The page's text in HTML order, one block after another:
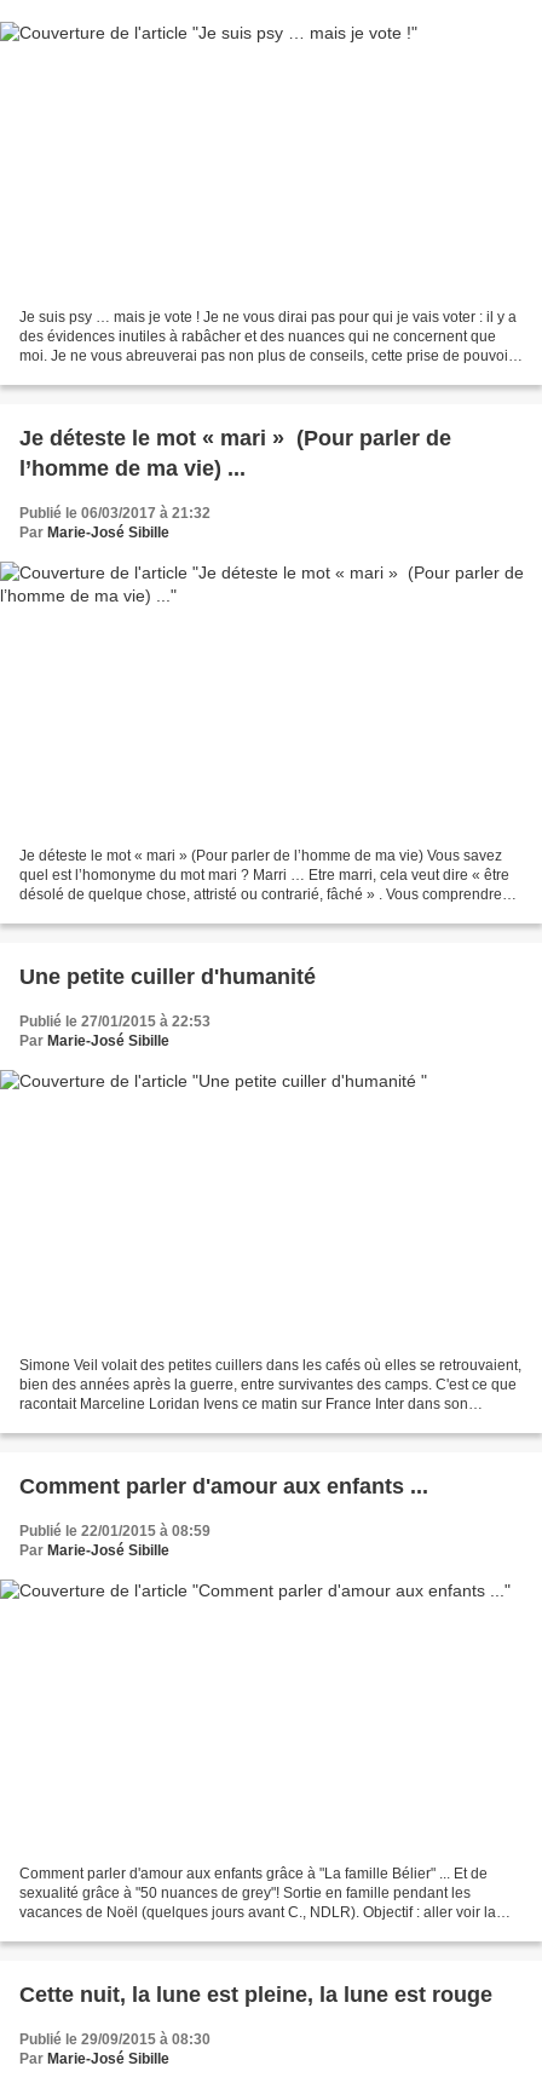
Je suis psy … mais je vote ! Je ne vous dirai pas pour qui je vais voter : il y a
des évidences inutiles à rabâcher et des nuances qui ne concernent que
moi. Je ne vous abreuverai pas non plus de conseils, cette prise de pouvoir
Je déteste le mot « mari » (Pour parler de
l’homme de ma vie) ...
Publié le 06/03/2017 à 21:32
Par Marie-José Sibille
Je déteste le mot « mari » (Pour parler de l’homme de ma vie) Vous savez
quel est l’homonyme du mot mari ? Marri … Etre marri, cela veut dire « être
désolé de quelque chose, attristé ou contrarié, fâché » . Vous comprendrez
Une petite cuiller d'humanité
Publié le 27/01/2015 à 22:53
Par Marie-José Sibille
Simone Veil volait des petites cuillers dans les cafés où elles se retrouvaient,
bien des années après la guerre, entre survivantes des camps. C'est ce que
racontait Marceline Loridan Ivens ce matin sur France Inter dans son
Comment parler d'amour aux enfants ...
Publié le 22/01/2015 à 08:59
Par Marie-José Sibille
Comment parler d'amour aux enfants grâce à "La famille Bélier" ... Et de
sexualité grâce à "50 nuances de grey"! Sortie en famille pendant les
vacances de Noël (quelques jours avant C., NDLR). Objectif : aller voir la
Cette nuit, la lune est pleine, la lune est rouge
Publié le 29/09/2015 à 08:30
Par Marie-José Sibille